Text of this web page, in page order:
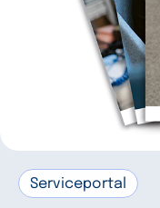
Serviceportal